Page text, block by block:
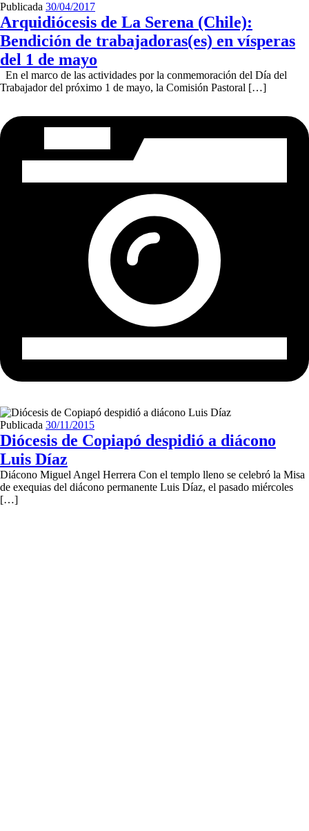
Publicada 30/04/2017
Arquidiócesis de La Serena (Chile):
Bendición de trabajadoras(es) en vísperas
del 1 de mayo
En el marco de las actividades por la conmemoración del Día del
Trabajador del próximo 1 de mayo, la Comisión Pastoral […]
Publicada 30/11/2015
Diócesis de Copiapó despidió a diácono
Luis Díaz
Diácono Miguel Angel Herrera Con el templo lleno se celebró la Misa
de exequias del diácono permanente Luis Díaz, el pasado miércoles
[…]